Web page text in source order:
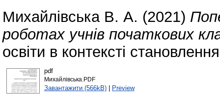
Михайлівська В. А. (2021)
роботах учнів початкових
освіти в контексті
pdf
Михайлівська.PDF
Завантажити (566kB)| Preview